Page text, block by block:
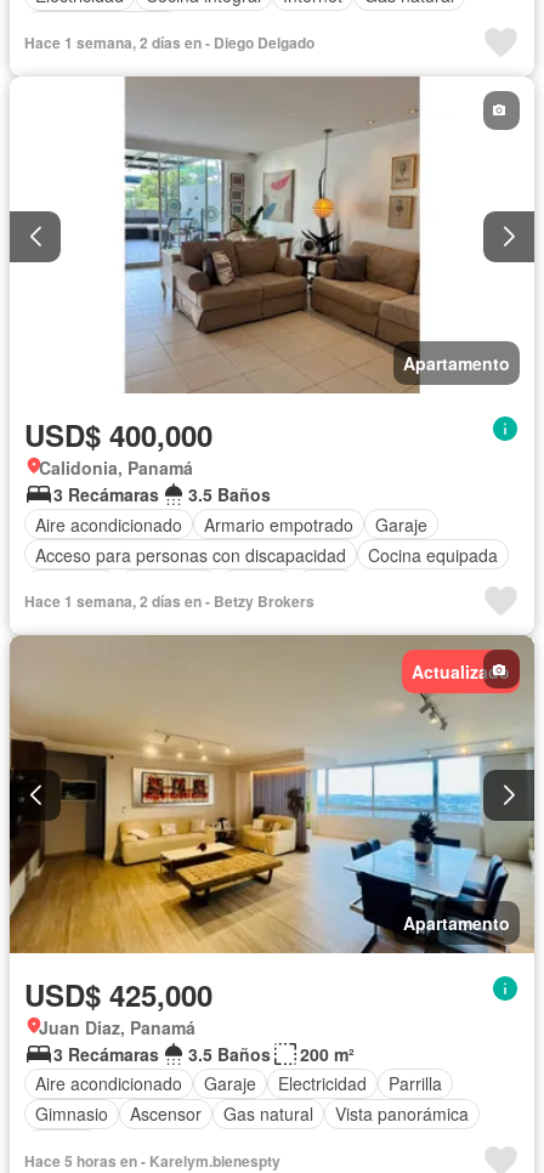
Hace 1 semana, 2 días en - Diego Delgado
Apartamento
USD$ 400,000
Calidonia, Panamá
3 Recámaras
3.5 Baños
Aire acondicionado
Armario empotrado
Garaje
Acceso para personas con discapacidad
Cocina equipada
Hace 1 semana, 2 días en - Betzy Brokers
Actualizado
Apartamento
USD$ 425,000
Juan Diaz, Panamá
3 Recámaras
3.5 Baños
200 m²
Aire acondicionado
Garaje Electricidad
Parrilla
Gimnasio
Ascensor Gas natural
Vista panorámica
Hace 5 horas en - Karelym.bienespty